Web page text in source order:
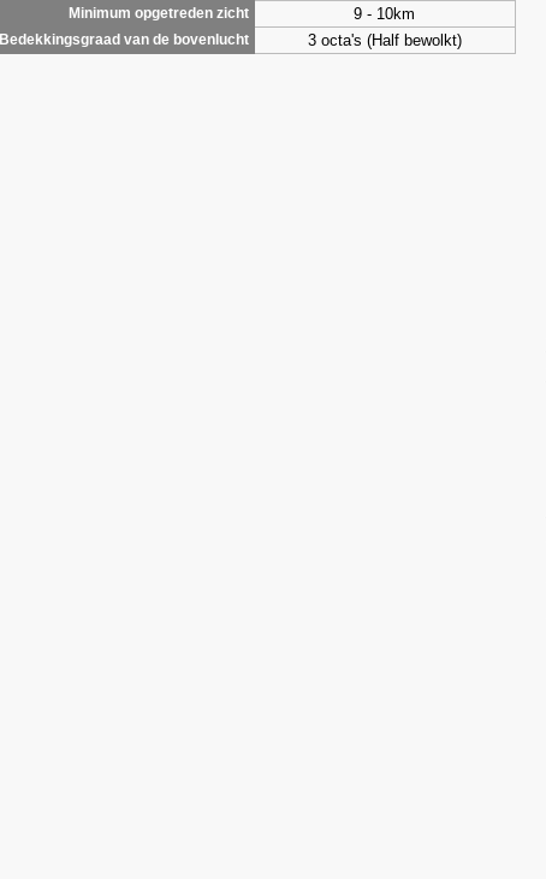
Minimum opgetreden zicht 9 - 10km
Bedekkingsgraad van de bovenlucht 3 octa's (Half bewolkt)